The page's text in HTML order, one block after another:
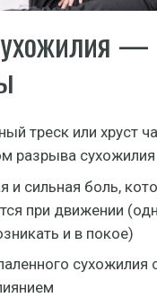
—
треск или хруст
разрыва сухожилия
и сильная боль,
при движении
и в покое)